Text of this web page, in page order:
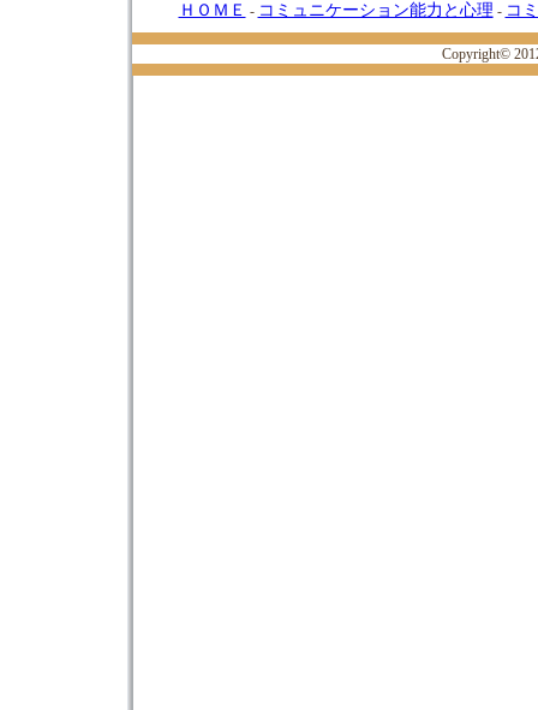
ＨＯＭＥ - コミュニケーション能力と心理 - コ
Copyright©